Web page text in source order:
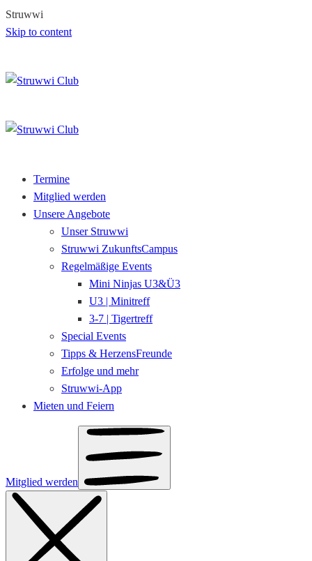
Struwwi
Skip to content
Termine
Mitglied werden
Unsere Angebote
Unser Struwwi
Struwwi ZukunftsCampus
Regelmäßige Events
Mini Ninjas U3&Ü3
U3 | Minitreff
3-7 | Tigertreff
Special Events
Tipps & HerzensFreunde
Erfolge und mehr
Struwwi-App
Mieten und Feiern
Mitglied werden